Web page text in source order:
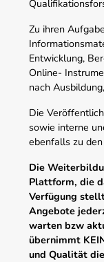
Zu ihren
Entwicklung,
Online-
nach
Die
sowie interne
ebenfalls zu
Die
Plattform, die
Verfügung
Angebote
warten bzw
übernimmt
und Qualität